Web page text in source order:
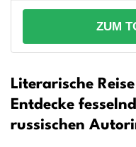
ZUM
Literarische
Entdecke
russischen